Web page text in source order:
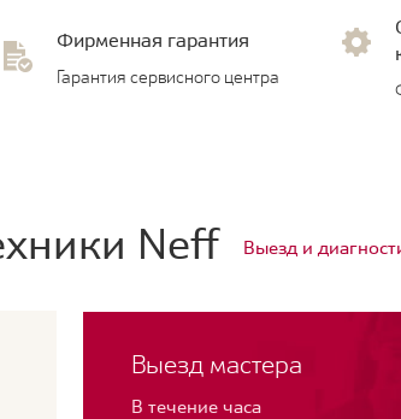
Фирменная гарантия
Гарантия сервисного центра
Neff Выезд и
Выезд мастера
В течение часа